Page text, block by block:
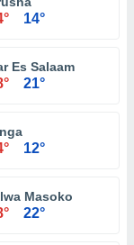
14°
Es Salaam
21°
12°
Masoko
22°